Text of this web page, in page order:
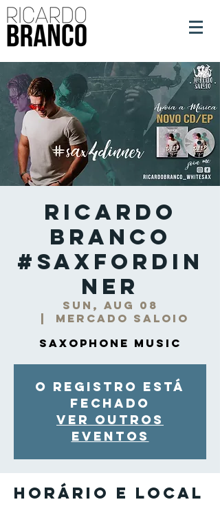
Ricardo
Branco
#SaxForDin
ner
Sun, Aug 08
Mercado Saloio
Saxophone Music
O registro está
fechado
Ver outros
eventos
Horário e local